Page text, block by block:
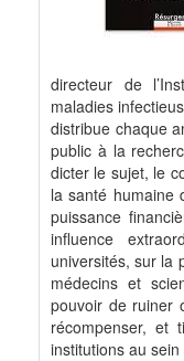
directeur de
maladies
distribue chaque
public à la
dicter le sujet, le
la santé humaine
puissance
influence
universités, sur la
médecins et
pouvoir de ruiner
récompenser, et
institutions au